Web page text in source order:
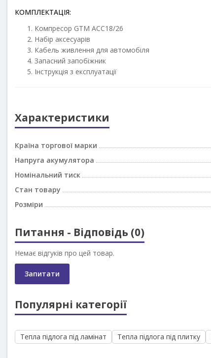
КОМПЛЕКТАЦІЯ:
Компресор GTM AСC18/26
Набір аксесуарів
Кабель живлення для автомобіля
Запасний запобіжник
Інструкція з експлуатації
Характеристики
Країна торгової марки
Напруга акумулятора
Номінальний тиск
Стан товару
Розміри
Питання - Відповідь (0)
Немає відгуків про цей товар.
Запитати
Популярні категорії
Тепла підлога під ламінат Тепла підлога під плитку